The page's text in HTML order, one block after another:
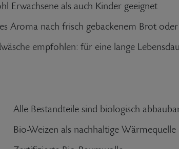
Erwachsene als auch Kinder geeignet
Aroma nach frisch gebackenem Brot
empfohlen: für eine lange
Alle Bestandteile sind biologisch
Bio-Weizen als nachhaltige Wärmequelle